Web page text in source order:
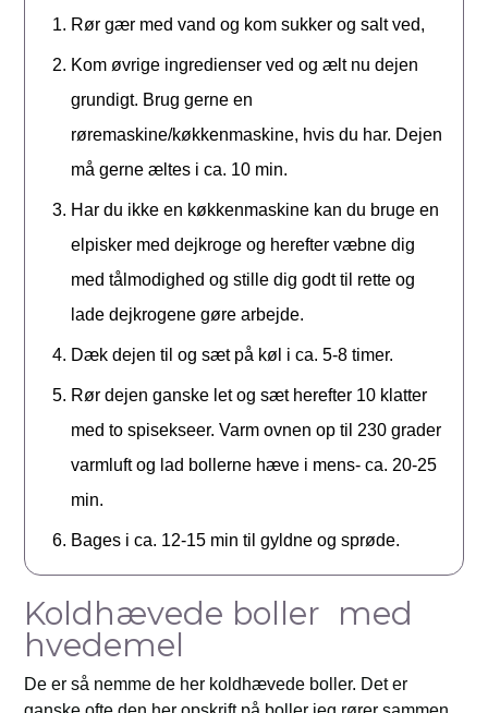
Rør gær med vand og kom sukker og salt ved,
Kom øvrige ingredienser ved og ælt nu dejen
grundigt. Brug gerne en
røremaskine/køkkenmaskine, hvis du har. Dejen
må gerne æltes i ca. 10 min.
Har du ikke en køkkenmaskine kan du bruge en
elpisker med dejkroge og herefter væbne dig
med tålmodighed og stille dig godt til rette og
lade dejkrogene gøre arbejde.
Dæk dejen til og sæt på køl i ca. 5-8 timer.
Rør dejen ganske let og sæt herefter 10 klatter
med to spisekseer. Varm ovnen op til 230 grader
varmluft og lad bollerne hæve i mens- ca. 20-25
min.
Bages i ca. 12-15 min til gyldne og sprøde.
Koldhævede boller med
hvedemel
De er så nemme de her koldhævede boller. Det er